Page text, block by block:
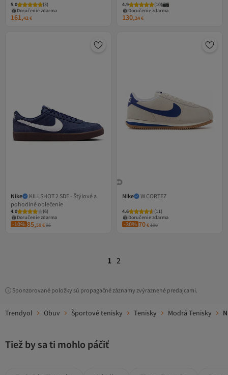
5.0 (3)
Doručenie zdarma
161,42€
4.9 (10)
Doručenie zdarma
130,24€
Nike
KILLSHOT 2 SDE - Štýlové a
pohodlné oblečenie
4.0 (6)
Doručenie zdarma
-10% 85,50€95
Nike W CORTEZ
4.6 (11)
Doručenie zdarma
-30% 70€100
1 2
Sponzorované položky sú propagačné záznamy zvýraznené predajcami.
Trendyol Obuv Športové tenisky Tenisky Modrá Tenisky
Tiež by sa ti mohlo páčiť